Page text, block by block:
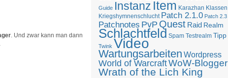
. Und zwar kann man dann
Guide Instanz Item Karazhan Klassen
Kriegshymnenschlucht Patch 2.1.0 Patch 2.3
Patchnotes PvP Quest Raid Realm
Schlachtfeld Spam Testrealm Tipp
Twink Video
Wartungsarbeiten Wordpress
World of WarcraftWoW-Blogger
Wrath of the Lich King